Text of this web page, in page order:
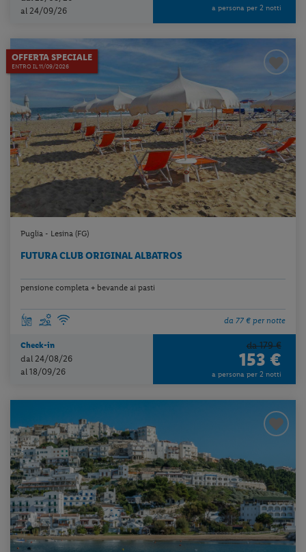
al 24/09/26
a persona per 2 notti
OFFERTA SPECIALE
ENTRO IL 11/09/2026
Puglia - Lesina (FG)
FUTURA CLUB ORIGINAL ALBATROS
pensione completa + bevande ai pasti
da 77 € per notte
Check-in
dal 24/08/26
al 18/09/26
da 179 €
153 €
a persona per 2 notti